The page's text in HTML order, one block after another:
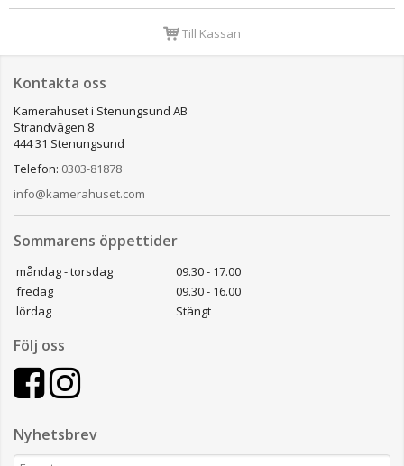
Till Kassan
Kontakta oss
Kamerahuset i Stenungsund AB
Strandvägen 8
444 31 Stenungsund
Telefon: 0303-81878
info@kamerahuset.com
Sommarens öppettider
måndag - torsdag
09.30 - 17.00
fredag
09.30 - 16.00
lördag
Stängt
Följ oss
Nyhetsbrev